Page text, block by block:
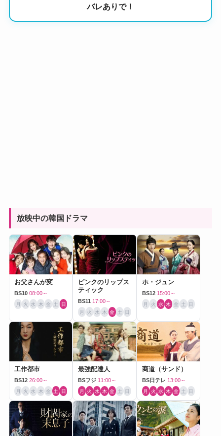
バレありで！
放映中の韓国ドラマ
お父さんが変
BS10 08:00～
月 火 水 木 金 土 日
ピンクのリップス
ティック
BS11 17:00～
月 火 水 木 金 土 日
ホ・ジュン
BS12 15:00～
月 火 水 木 金 土 日
工作都市
BS12 26:00～
月 火 水 木 金 土 日
最強配達人
BSフジ 11:00～
月 火 水 木 金 土 日
商道（サンド）
BS日テレ 13:00～
月 火 水 木 金 土 日